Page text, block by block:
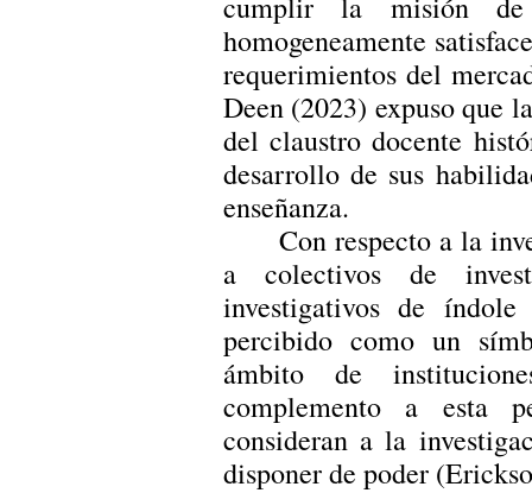
homogeneamente
requerimientos del
Deen (2023) expuso que
del claustro docente
desarrollo de sus
enseñanza.
Con respecto a la
a colectivos de
investigativos de
percibido como un
ámbito de
complemento a esta
consideran a la
disponer de poder